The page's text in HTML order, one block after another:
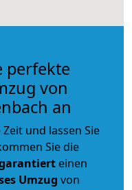
perfekte
von
an
und lassen Sie
Sie die
einen
Umzug von